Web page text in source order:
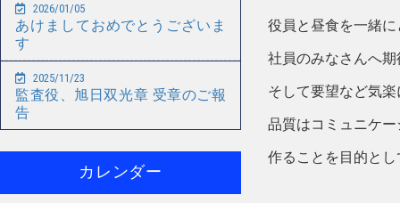
役員と昼食を一緒
社員のみなさんへ
そして要望など気
品質はコミュニケ
作ることを目的と
2026/01/05
あけましておめでとうございま
す
2025/11/23
監査役、旭日双光章 受章のご報
告
カレンダー